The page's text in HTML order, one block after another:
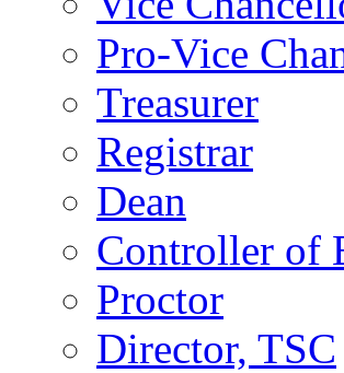
Pro-Vice
Treasurer
Registrar
Dean
Controller of
Proctor
Director, TSC